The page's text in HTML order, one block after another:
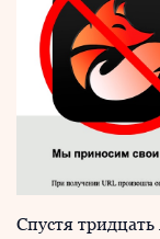
Спустя